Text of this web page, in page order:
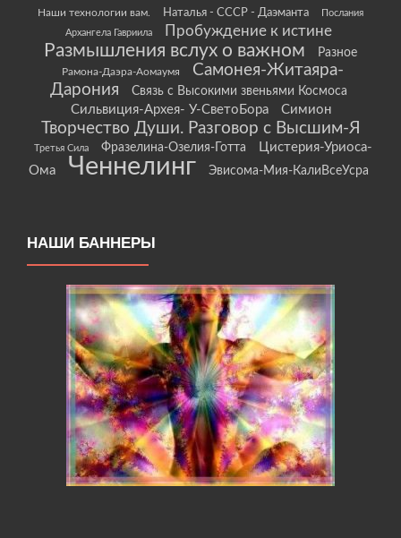
Наши технологии вам.
Наталья - СССР - Даэманта
Послания
Архангела Гавриила
Пробуждение к истине
Размышления вслух о важном Разное
Рамона-Даэра-Аомаумя
Самонея-Житаяра-
Дарония
Связь с Высокими звеньями Космоса
Сильвиция-Архея- У-СветоБора Симион
Творчество Души. Разговор с Высшим-Я
Третья Сила Фразелина-Озелия-Готта
Цистерия-Уриоса-
Ома
Ченнелинг Эвисома-Мия-КалиВсеУсра
НАШИ БАННЕРЫ